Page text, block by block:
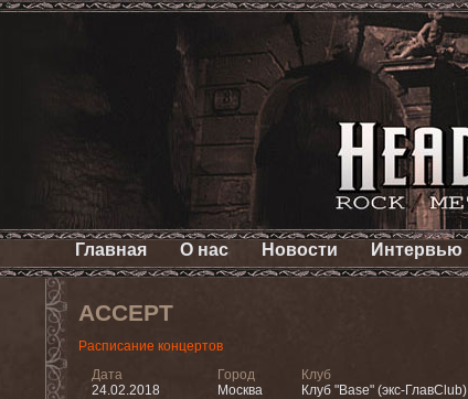
Главная О нас Новости Интервью
ACCEPT
Расписание концертов
Дата
24.02.2018
Город
Москва
Клуб
Клуб "Base" (экс-ГлавClub)